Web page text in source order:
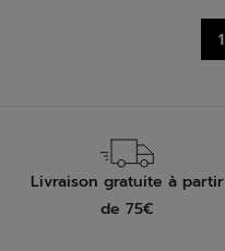
1
Livraison gratuite à partir
de 75€